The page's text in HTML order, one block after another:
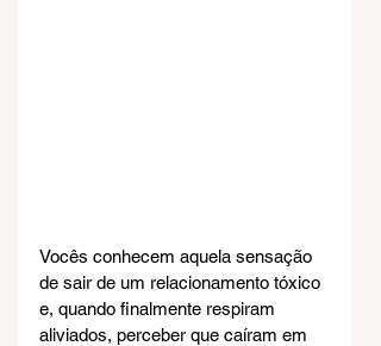
Vocês conhecem aquela sensação
de sair de um relacionamento tóxico
e, quando finalmente respiram
aliviados, perceber que caíram em